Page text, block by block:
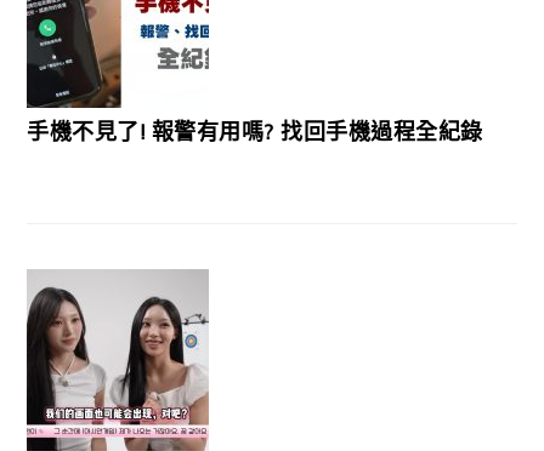
手機不見了! 報警有用嗎? 找回手機過程全紀錄